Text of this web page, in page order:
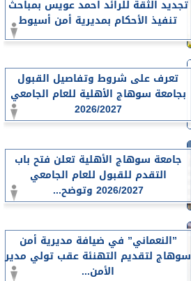
تجديد الثقة للرائد احمد عويس بمباحث
تنفيذ الأحكام بمديرية أمن أسيوط
تعرف على شروط وتفاصيل القبول
بجامعة سوهاج الأهلية للعام الجامعي
2026/2027
جامعة سوهاج الأهلية تعلن فتح باب
التقدم للقبول للعام الجامعي
2026/2027 وتوضح...
”النعماني” في ضيافة مديرية أمن
سوهاج لتقديم التهنئة عقب تولي مدير
الأمن...